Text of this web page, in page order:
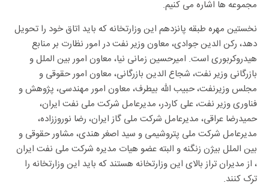
مجموعه ها اشاره می کنیم.
نخستین مهره طبقه پانزدهم این وزارتخانه که باید اتاق خود را تحویل
دهد،​ رکن الدین جوادی، معاون وزیر نفت در امور نظارت بر منابع
هیدروکربوری است. امیرحسین زمانی نیا، معاون امور بین الملل و
بازرگانی وزیر نفت، شجاع الدین بازرگانی، معاون امور حقوقی و
مجلس وزیرنفت، حبیب الله بیطرف، معاون امور مهندسی، پژوهش و
فناوری وزیر نفت، علی کاردر، مدیرعامل شرکت ملی نفت ایران،
حمیدرضا عراقی، مدیرعامل شرکت ملی گاز ایران، رضا نوروززاده،
مدیرعامل شرکت ملی پتروشیمی و سید اصغر هندی، مشاور حقوقی و
بین الملل بیژن زنگنه و البته عضو هیات مدیره شرکت ملی نفت ایران
، از مدیران تراز بالای این وزارتخانه هستند که باید این وزارتخانه را
ترک کنند.